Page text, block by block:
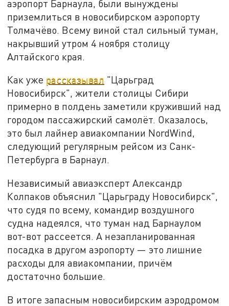
аэропорт Барнаула, были вынуждены
приземлиться в новосибирском аэропорту
Толмачёво. Всему виной стал сильный туман,
накрывший утром 4 ноября столицу
Алтайского края.
Как уже рассказывал "Царьград
Новосибирск", жители столицы Сибири
примерно в полдень заметили круживший над
городом пассажирский самолёт. Оказалось,
это был лайнер авиакомпании NordWind,
следующий регулярным рейсом из Санк-
Петербурга в Барнаул.
Независимый авиаэксперт Александр
Колпаков объяснил "Царьграду Новосибирск",
что судя по всему, командир воздушного
судна надеялся, что туман над Барнаулом
вот-вот рассеется. А незапланированная
посадка в другом аэропорту — это лишние
расходы для авиакомпании, причём
достаточно большие.
В итоге запасным новосибирским аэродромом